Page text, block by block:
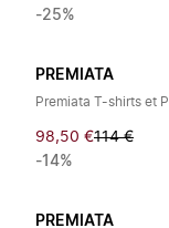
-25%
PREMIATA
98,50 €114 €
-14%
PREMIATA